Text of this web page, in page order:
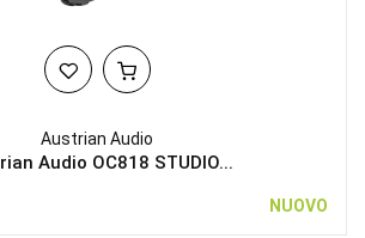
Austrian Audio
Audio OC818 STUDIO...
NUOVO